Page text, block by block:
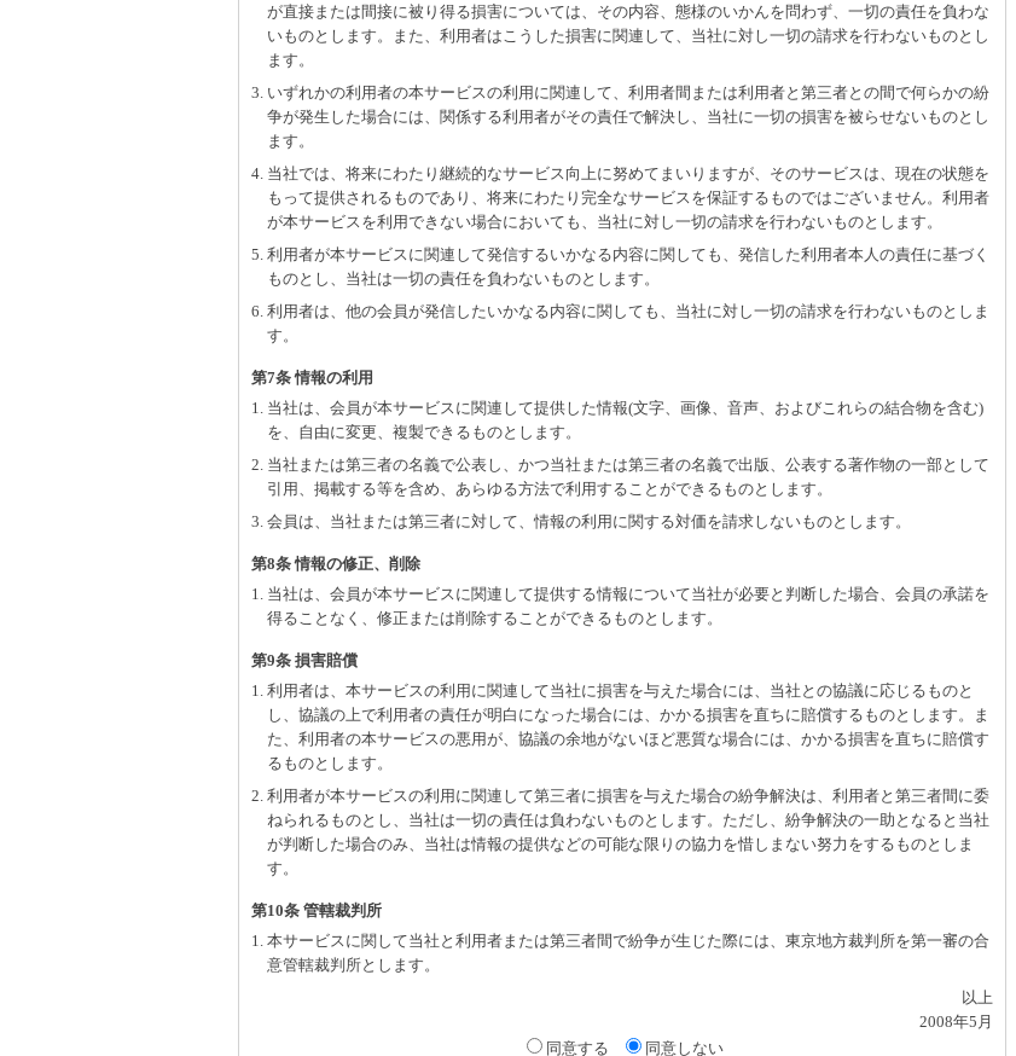
が直接または間接に被り得る損害については、その内容、態様のいかんを問わず、一切の責任を負わな
いものとします。また、利用者はこうした損害に関連して、当社に対し一切の請求を行わないものとし
ます。
3. いずれかの利用者の本サービスの利用に関連して、利用者間または利用者と第三者との間で何らかの紛
争が発生した場合には、関係する利用者がその責任で解決し、当社に一切の損害を被らせないものとし
ます。
4. 当社では、将来にわたり継続的なサービス向上に努めてまいりますが、そのサービスは、現在の状態を
もって提供されるものであり、将来にわたり完全なサービスを保証するものではございません。利用者
が本サービスを利用できない場合においても、当社に対し一切の請求を行わないものとします。
5. 利用者が本サービスに関連して発信するいかなる内容に関しても、発信した利用者本人の責任に基づく
ものとし、当社は一切の責任を負わないものとします。
6. 利用者は、他の会員が発信したいかなる内容に関しても、当社に対し一切の請求を行わないものとしま
す。
第7条 情報の利用
1. 当社は、会員が本サービスに関連して提供した情報(文字、画像、音声、およびこれらの結合物を含む)
を、自由に変更、複製できるものとします。
2. 当社または第三者の名義で公表し、かつ当社または第三者の名義で出版、公表する著作物の一部として
引用、掲載する等を含め、あらゆる方法で利用することができるものとします。
3. 会員は、当社または第三者に対して、情報の利用に関する対価を請求しないものとします。
第8条 情報の修正、削除
1. 当社は、会員が本サービスに関連して提供する情報について当社が必要と判断した場合、会員の承諾を
得ることなく、修正または削除することができるものとします。
第9条 損害賠償
1. 利用者は、本サービスの利用に関連して当社に損害を与えた場合には、当社との協議に応じるものと
し、協議の上で利用者の責任が明白になった場合には、かかる損害を直ちに賠償するものとします。ま
た、利用者の本サービスの悪用が、協議の余地がないほど悪質な場合には、かかる損害を直ちに賠償す
るものとします。
2. 利用者が本サービスの利用に関連して第三者に損害を与えた場合の紛争解決は、利用者と第三者間に委
ねられるものとし、当社は一切の責任は負わないものとします。ただし、紛争解決の一助となると当社
が判断した場合のみ、当社は情報の提供などの可能な限りの協力を惜しまない努力をするものとしま
す。
第10条 管轄裁判所
1. 本サービスに関して当社と利用者または第三者間で紛争が生じた際には、東京地方裁判所を第一審の合
意管轄裁判所とします。
以上
2008年5月
同意する
同意しない